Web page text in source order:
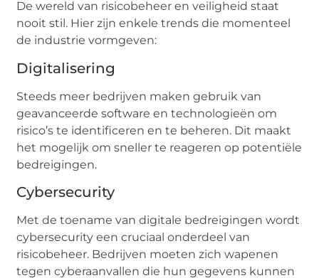
De wereld van risicobeheer en veiligheid staat
nooit stil. Hier zijn enkele trends die momenteel
de industrie vormgeven:
Digitalisering
Steeds meer bedrijven maken gebruik van
geavanceerde software en technologieën om
risico’s te identificeren en te beheren. Dit maakt
het mogelijk om sneller te reageren op potentiële
bedreigingen.
Cybersecurity
Met de toename van digitale bedreigingen wordt
cybersecurity een cruciaal onderdeel van
risicobeheer. Bedrijven moeten zich wapenen
tegen cyberaanvallen die hun gegevens kunnen